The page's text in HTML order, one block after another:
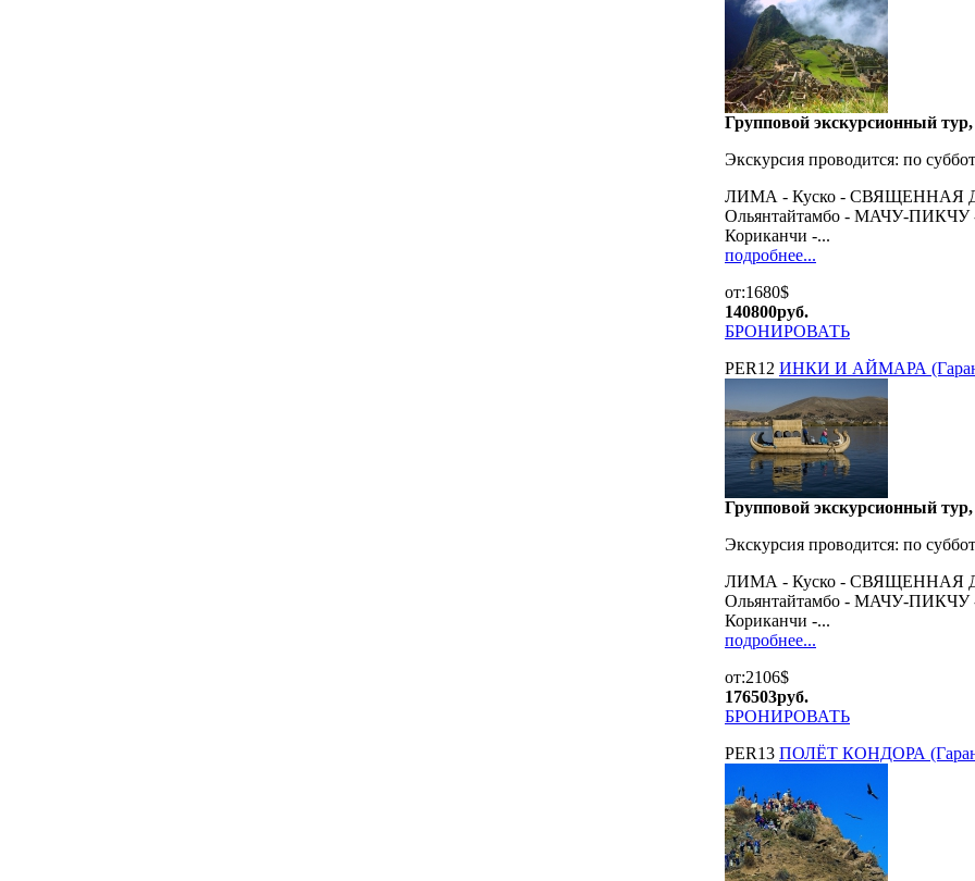
Групповой экскурсионный тур,
Экскурсия проводится: по
ЛИМА - Куско - СВЯЩЕННАЯ
Ольянтайтамбо - МАЧУ-ПИКЧУ -
Кориканчи -...
подробнее...
от:1680$
140800руб.
БРОНИРОВАТЬ
PER12 ИНКИ И АЙМАРА
Групповой экскурсионный тур,
Экскурсия проводится: по
ЛИМА - Куско - СВЯЩЕННАЯ
Ольянтайтамбо - МАЧУ-ПИКЧУ -
Кориканчи -...
подробнее...
от:2106$
176503руб.
БРОНИРОВАТЬ
PER13 ПОЛЁТ КОНДОРА